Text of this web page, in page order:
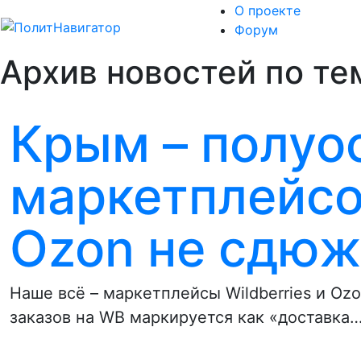
О проекте
Форум
Архив новостей по
Крым –
Ozon не
Наше всё – маркетплейсы Wildberries и
заказов на WВ маркируется как